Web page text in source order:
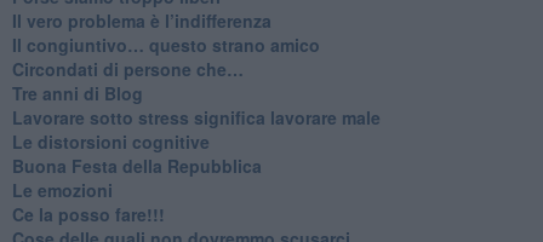
​Il vero problema è l’indifferenza
​Il congiuntivo… questo strano amico
​Circondati di persone che…
​Tre anni di Blog
​Lavorare sotto stress significa lavorare male
​Le distorsioni cognitive
​Buona Festa della Repubblica
Le emozioni
​Ce la posso fare!!!